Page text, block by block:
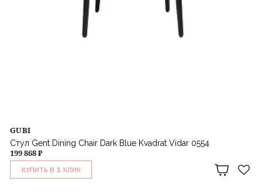
GUBI
Стул Gent Dining Chair Dark Blue Kvadrat Vidar 0554
199 868 ₽
КУПИТЬ В 1 КЛИК